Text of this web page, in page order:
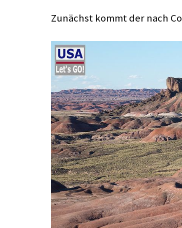
Zunächst kommt der nach